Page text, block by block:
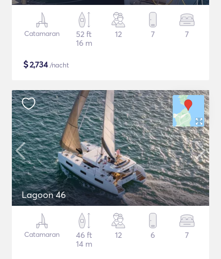
Catamaran
52 ft
16 m
12 7 7
$2,734/nacht
Lagoon 46
Catamaran
46 ft
14 m
12 6 7